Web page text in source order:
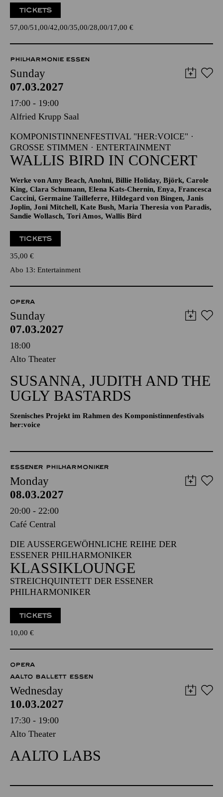
TICKETS
57,00 51,00 42,00 35,00 28,00 17,00 €
PHILHARMONIE ESSEN
Sunday
07.03.2027
17:00 - 19:00
Alfried Krupp Saal
KOMPONISTINNENFESTIVAL "HER:VOICE" ·
GROSSE STIMMEN · ENTERTAINMENT
WALLIS BIRD IN CONCERT
Werke von Amy Beach, Anohni, Billie Holiday, Björk, Carole
King, Clara Schumann, Elena Kats-Chernin, Enya, Francesca
Caccini, Germaine Tailleferre, Hildegard von Bingen, Janis
Joplin, Joni Mitchell, Kate Bush, Maria Theresia von Paradis,
Sandie Wollasch, Tori Amos, Wallis Bird
TICKETS
35,00 €
Abo 13: Entertainment
OPERA
Sunday
07.03.2027
18:00
Alto Theater
SUSANNA, JUDITH AND THE
UGLY BASTARDS
Szenisches Projekt im Rahmen des Komponistinnenfestivals
her:voice
ESSENER PHILHARMONIKER
Monday
08.03.2027
20:00 - 22:00
Café Central
DIE AUSSERGEWÖHNLICHE REIHE DER E
SSENER PHILHARMONIKER
KLASSIKLOUNGE
STREICHQUINTETT DER ESSENER
PHILHARMONIKER
TICKETS
10,00 €
OPERA
AALTO BALLETT ESSEN
Wednesday
10.03.2027
17:30 - 19:00
Alto Theater
AALTO LABS